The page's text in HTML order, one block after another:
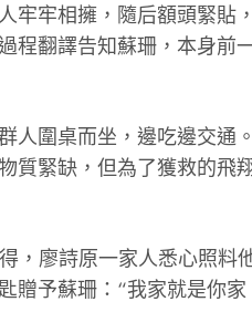
牢相擁，隨后額頭緊貼
翻譯告知蘇珊，本身前
圍桌而坐，邊吃邊交通
緊缺，但為了獲救的飛
廖詩原一家人悉心照料
贈予蘇珊：“我家就是你